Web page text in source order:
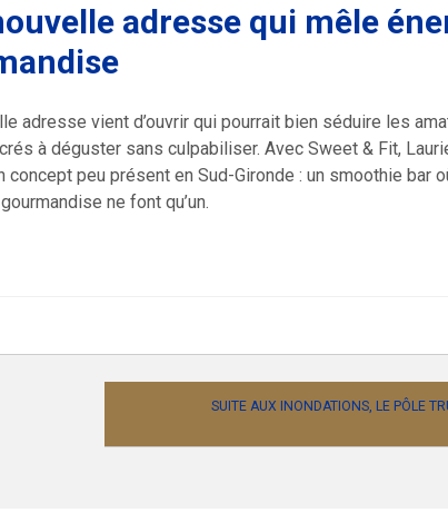
adresse qui mêle
adresse vient d’ouvrir qui pourrait bien séduire les
à déguster sans culpabiliser. Avec Sweet & Fit,
concept peu présent en Sud-Gironde : un smoothie bar
ne font qu’un.
SUITE AUX INONDATIONS, LE PÔLE